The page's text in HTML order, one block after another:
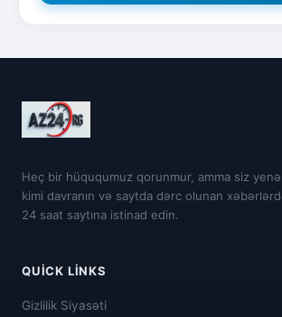
Heç bir hüququmuz qorunmur, amma siz
kimi davranın və saytda dərc olunan
24 saat saytına istinad edin.
QUICK LINKS
Gizlilik Siyasəti